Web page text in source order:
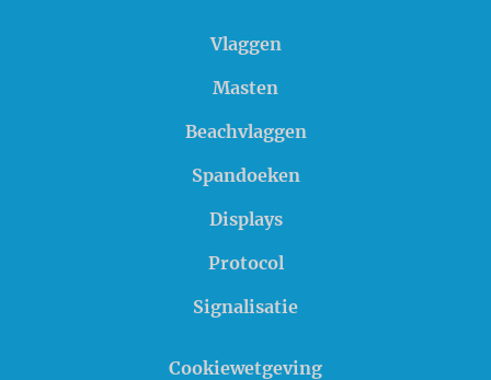
Vlaggen
Masten
Beachvlaggen
Spandoeken
Displays
Protocol
Signalisatie
Cookiewetgeving